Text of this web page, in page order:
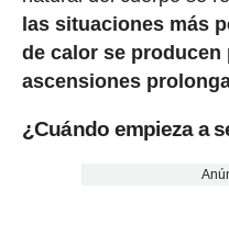
las situaciones más
de calor se producen
ascensiones
¿Cuándo empieza a